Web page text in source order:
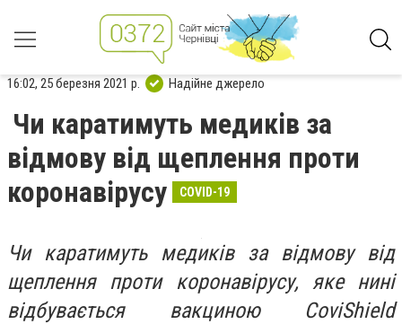
16:02, 25 березня 2021 р. Надійне джерело
Чи каратимуть медиків за
відмову від щеплення проти
коронавірусу
COVID-19
Чи каратимуть медиків за відмову від
щеплення проти коронавірусу, яке нині
відбувається вакциною CoviShield